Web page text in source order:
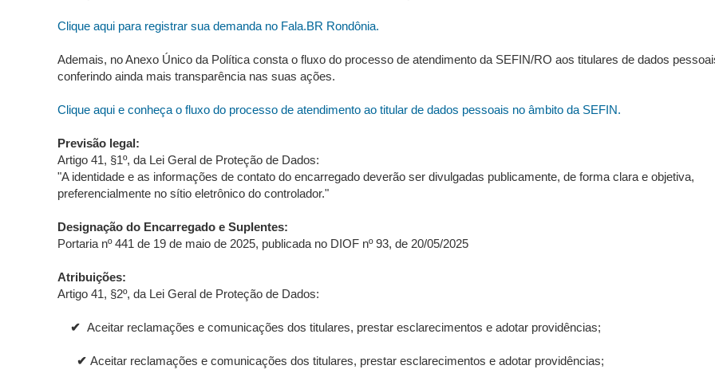
Clique aqui para registrar sua demanda no Fala.BR Rondônia.
Ademais, no Anexo Único da Política consta o fluxo do processo de atendimento da SEFIN/RO aos titulares de dados
conferindo ainda mais transparência nas suas ações.
Clique aqui e conheça o fluxo do processo de atendimento ao titular de dados pessoais no âmbito da SEFIN.
Previsão legal:
Artigo 41, §1º, da Lei Geral de Proteção de Dados:
"A identidade e as informações de contato do encarregado deverão ser divulgadas publicamente, de forma clara e objetiva,
preferencialmente no sítio eletrônico do controlador."
Designação do Encarregado e Suplentes:
Portaria nº 441 de 19 de maio de 2025, publicada no DIOF nº 93, de 20/05/2025
Atribuições:
Artigo 41, §2º, da Lei Geral de Proteção de Dados:
✔ Aceitar reclamações e comunicações dos titulares, prestar esclarecimentos e adotar providências;
✔ Aceitar reclamações e comunicações dos titulares, prestar esclarecimentos e adotar providências;